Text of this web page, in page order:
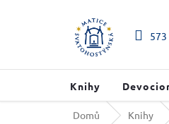
573
Knihy
Domů Knihy